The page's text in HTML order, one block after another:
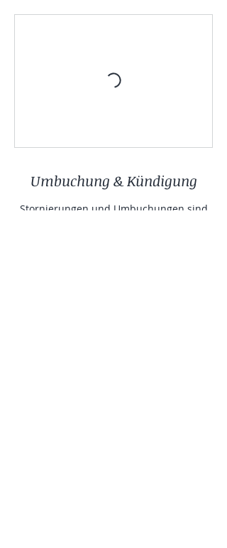
Umbuchung & Kündigung
Stornierungen und Umbuchungen sind